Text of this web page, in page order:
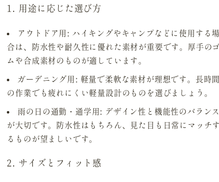
1. 用途に応じた選び方
アウトドア用 : ハイキングやキャンプなどに使用する
合は、防水性や耐久性に優れた素材が重要です。厚手の
ムや合成素材のものが適しています。
ガーデニング用 : 軽量で柔軟な素材が理想です。長時
の作業でも疲れにくい軽量設計のものを選びましょう。
雨の日の通勤・通学用 : デザイン性と機能性のバラン
が大切です。防水性はもちろん、見た目も日常にマッチ
るものが望ましいです。
2. サイズとフィット感